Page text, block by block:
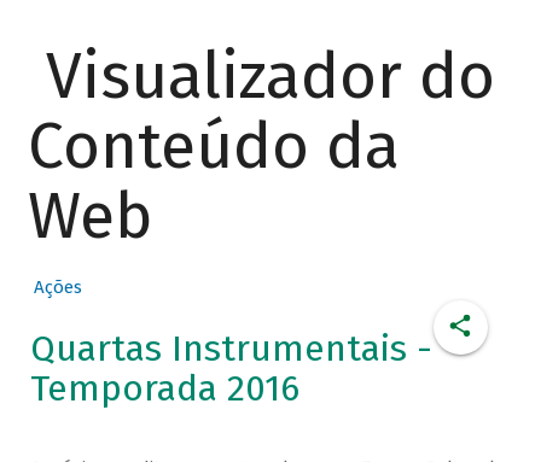
Visualizador do
Conteúdo da
Web
Ações
Quartas Instrumentais -
Temporada 2016